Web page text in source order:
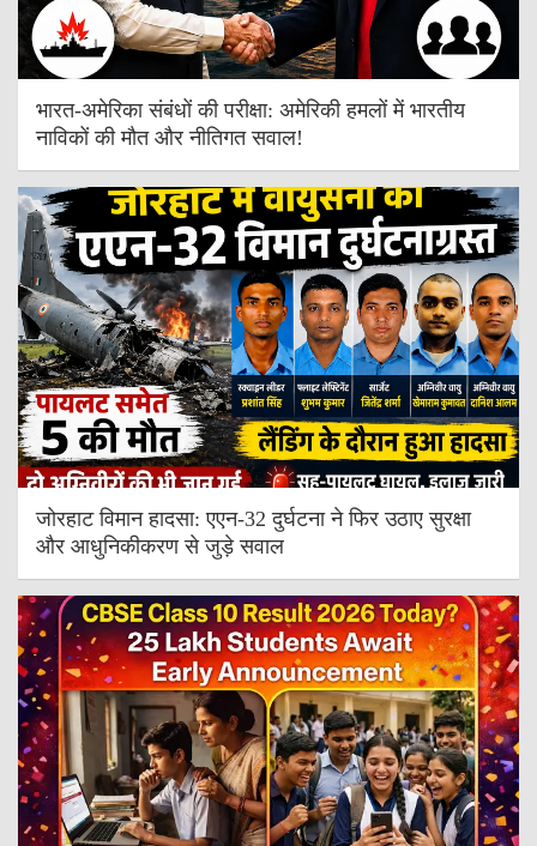
भारत-अमेरिका संबंधों की परीक्षा: अमेरिकी हमलों में भारतीय
नाविकों की मौत और नीतिगत सवाल!
जोरहाट विमान हादसा: एएन-32 दुर्घटना ने फिर उठाए सुरक्षा
और आधुनिकीकरण से जुड़े सवाल